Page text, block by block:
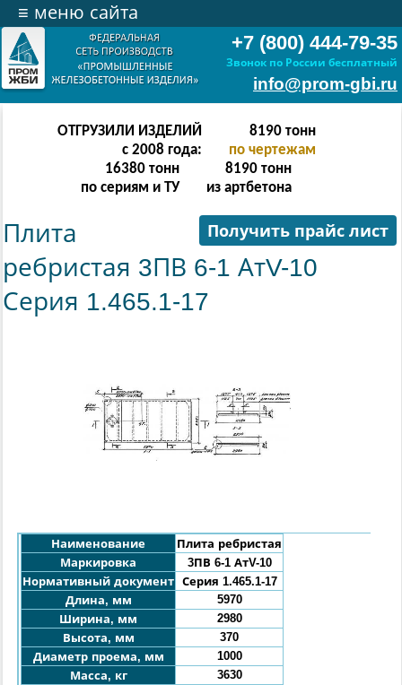
+7 (800) 444-79-35
Звонок по России бесплатный
info@prom-gbi.ru
≡ меню сайта
ОТГРУЗИЛИ ИЗДЕЛИЙ
с 2008 года:
16382тонн
по чертежам
32764 тонн
по сериям и ТУ
16382 тонн
из артбетона
Получить прайс лист
Плита
ребристая 3ПВ 6-1 АтV-10
Серия 1.465.1-17
Наименование
Плита ребристая
Маркировка
3ПВ 6-1 АтV-10
Нормативный документ Серия 1.465.1-17
Длина, мм
5970
Ширина, мм
2980
Высота, мм
370
Диаметр проема, мм
1000
Масса, кг
3630